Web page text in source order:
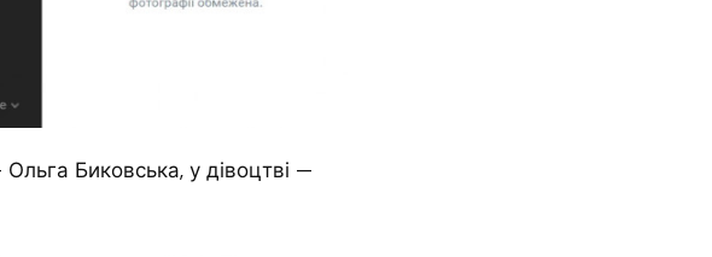
Биковська, у дівоцтві —